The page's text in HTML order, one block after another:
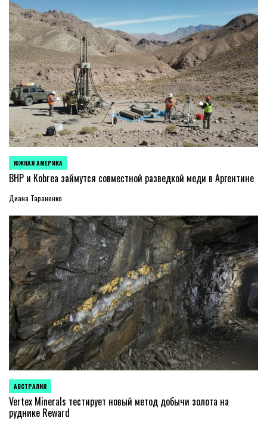
ОПУБЛИКОВАНО
В
ЮЖНАЯ АМЕРИКА
BHP и Kobrea займутся совместной разведкой меди в Аргентине
Диана Тараненко
ОПУБЛИКОВАНО
В
АВСТРАЛИЯ
Vertex Minerals тестирует новый метод добычи золота на
руднике Reward